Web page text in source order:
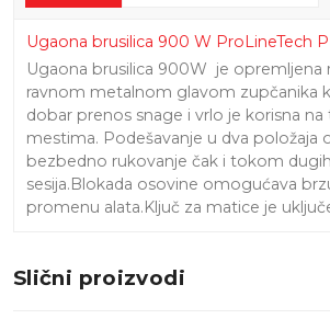
Ugaona brusilica 900 W ProLineTech
Ugaona brusilica 900W je opremljena
ravnom metalnom glavom zupčanika
dobar prenos snage i vrlo je korisna
mestima. Podešavanje u dva položaja
bezbedno rukovanje čak i tokom
sesija.Blokada osovine omogućava
promenu alata.Ključ za matice je
Slični proizvodi